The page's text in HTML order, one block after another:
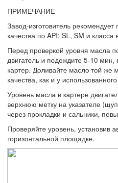
ПРИМЕЧАНИЕ
Завод-изготовитель
качества по API: SL, SM и клас­са
Перед проверкой уровня масла
двигатель и подождите 5-10 мин,
картер. Доливайте масло той же
качества, как и у
Уровень масла в картере
верхнюю метку на указателе
через проклад­ки и сальники,
Проверяйте уровень, установив
горизонтальной площадке.